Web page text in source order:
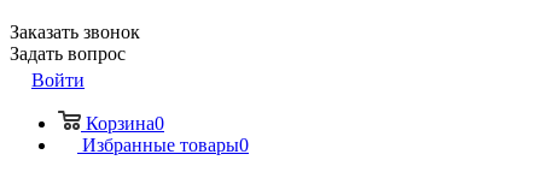
Заказать звонок
Задать вопрос
Войти
Корзина0
Избранные товары0